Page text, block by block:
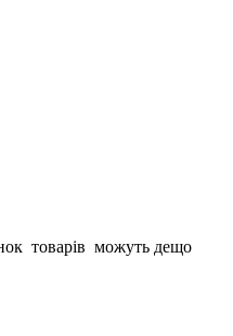
товарів можуть дещо